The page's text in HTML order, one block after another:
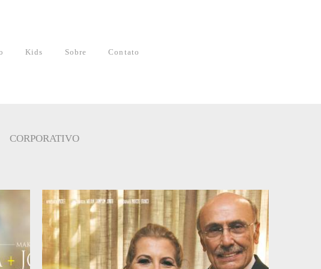
Kids Sobre Contato
CORPORATIVO